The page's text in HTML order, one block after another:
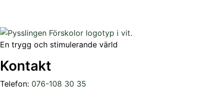
En trygg och stimulerande värld
Kontakt
Telefon: 076-108 30 35